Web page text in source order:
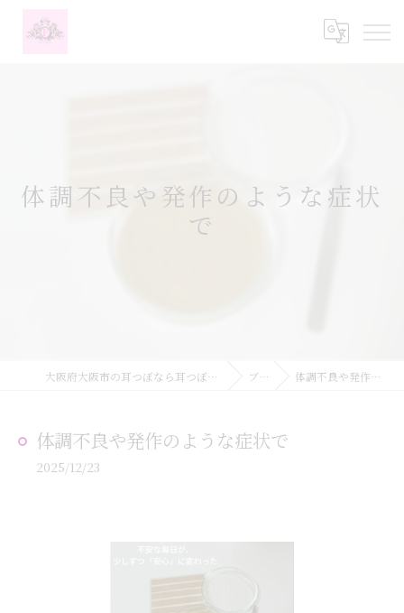
体調不良や発作のような症状
で
大阪府大阪市の耳つぼなら耳つぼダイエットサロンふーみん ブログ 体調不良や発作のような症状で
体調不良や発作のような症状で
2025/12/23